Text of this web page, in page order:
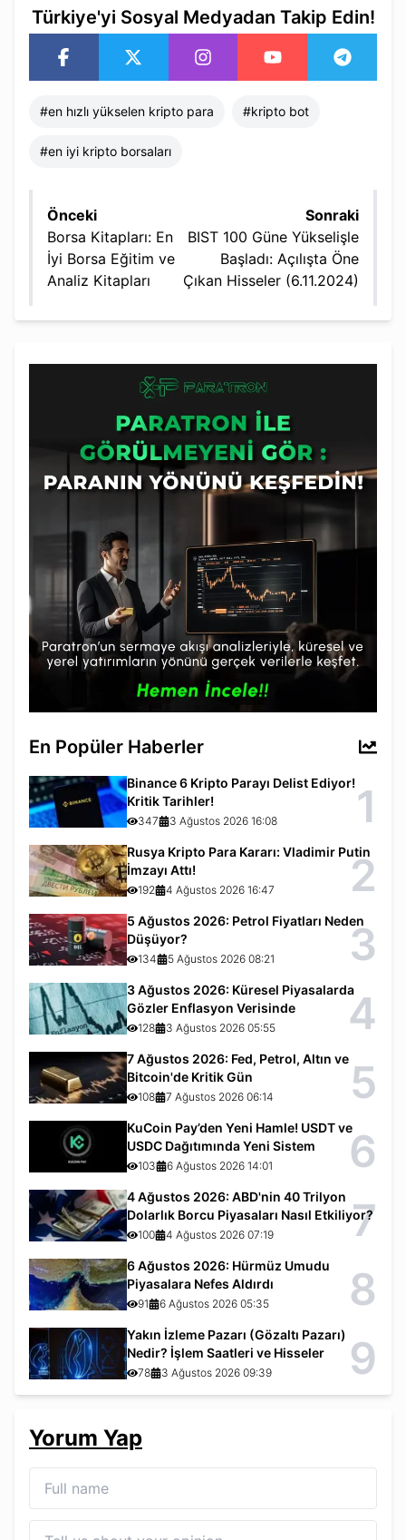
Türkiye'yi Sosyal Medyadan Takip Edin!
#en hızlı yükselen kripto para​ #kripto bot
#en iyi kripto borsaları​
Önceki
Borsa Kitapları: En
İyi Borsa Eğitim ve
Analiz Kitapları
Sonraki
BIST 100 Güne Yükselişle
Başladı: Açılışta Öne
Çıkan Hisseler (6.11.2024)
En Popüler Haberler
Binance 6 Kripto Parayı Delist Ediyor!
Kritik Tarihler!
347 3 Ağustos 2026 16:08 1
Rusya Kripto Para Kararı: Vladimir Putin
İmzayı Attı!
192 4 Ağustos 2026 16:47 2
5 Ağustos 2026: Petrol Fiyatları Neden
Düşüyor?
134 5 Ağustos 2026 08:21 3
3 Ağustos 2026: Küresel Piyasalarda
Gözler Enflasyon Verisinde
128 3 Ağustos 2026 05:55 4
7 Ağustos 2026: Fed, Petrol, Altın ve
Bitcoin'de Kritik Gün
108 7 Ağustos 2026 06:14 5
KuCoin Pay’den Yeni Hamle! USDT ve
USDC Dağıtımında Yeni Sistem
103 6 Ağustos 2026 14:01 6
4 Ağustos 2026: ABD'nin 40 Trilyon
Dolarlık Borcu Piyasaları Nasıl Etkiliyor?
100 4 Ağustos 2026 07:19 7
6 Ağustos 2026: Hürmüz Umudu
Piyasalara Nefes Aldırdı
91 6 Ağustos 2026 05:35 8
Yakın İzleme Pazarı (Gözaltı Pazarı)
Nedir? İşlem Saatleri ve Hisseler
78 3 Ağustos 2026 09:39 9
Yorum Yap